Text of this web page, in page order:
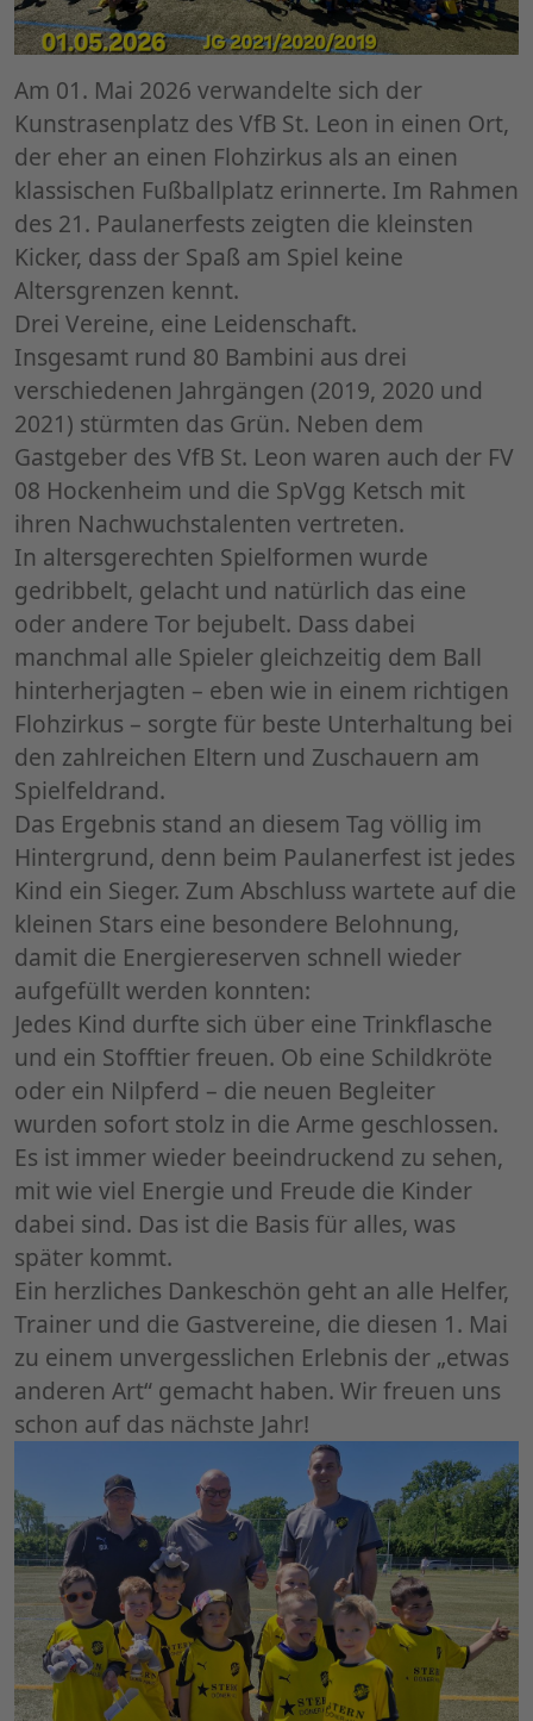
Am 01. Mai 2026 verwandelte sich der
Kunstrasenplatz des VfB St. Leon in einen Ort,
der eher an einen Flohzirkus als an einen
klassischen Fußballplatz erinnerte. Im Rahmen
des 21. Paulanerfests zeigten die kleinsten
Kicker, dass der Spaß am Spiel keine
Altersgrenzen kennt.
​Drei Vereine, eine Leidenschaft.
​Insgesamt rund 80 Bambini aus drei
verschiedenen Jahrgängen (2019, 2020 und
2021) stürmten das Grün. Neben dem
Gastgeber des VfB St. Leon waren auch der FV
08 Hockenheim und die SpVgg Ketsch mit
ihren Nachwuchstalenten vertreten.
​In altersgerechten Spielformen wurde
gedribbelt, gelacht und natürlich das eine
oder andere Tor bejubelt. Dass dabei
manchmal alle Spieler gleichzeitig dem Ball
hinterherjagten – eben wie in einem richtigen
Flohzirkus – sorgte für beste Unterhaltung bei
den zahlreichen Eltern und Zuschauern am
Spielfeldrand.
​Das Ergebnis stand an diesem Tag völlig im
Hintergrund, denn beim Paulanerfest ist jedes
Kind ein Sieger. Zum Abschluss wartete auf die
kleinen Stars eine besondere Belohnung,
damit die Energiereserven schnell wieder
aufgefüllt werden konnten:
​Jedes Kind durfte sich über eine Trinkflasche
und ein Stofftier freuen. Ob eine Schildkröte
oder ein Nilpferd – die neuen Begleiter
wurden sofort stolz in die Arme geschlossen.
​Es ist immer wieder beeindruckend zu sehen,
mit wie viel Energie und Freude die Kinder
dabei sind. Das ist die Basis für alles, was
später kommt.
​Ein herzliches Dankeschön geht an alle Helfer,
Trainer und die Gastvereine, die diesen 1. Mai
zu einem unvergesslichen Erlebnis der „etwas
anderen Art“ gemacht haben. Wir freuen uns
schon auf das nächste Jahr!